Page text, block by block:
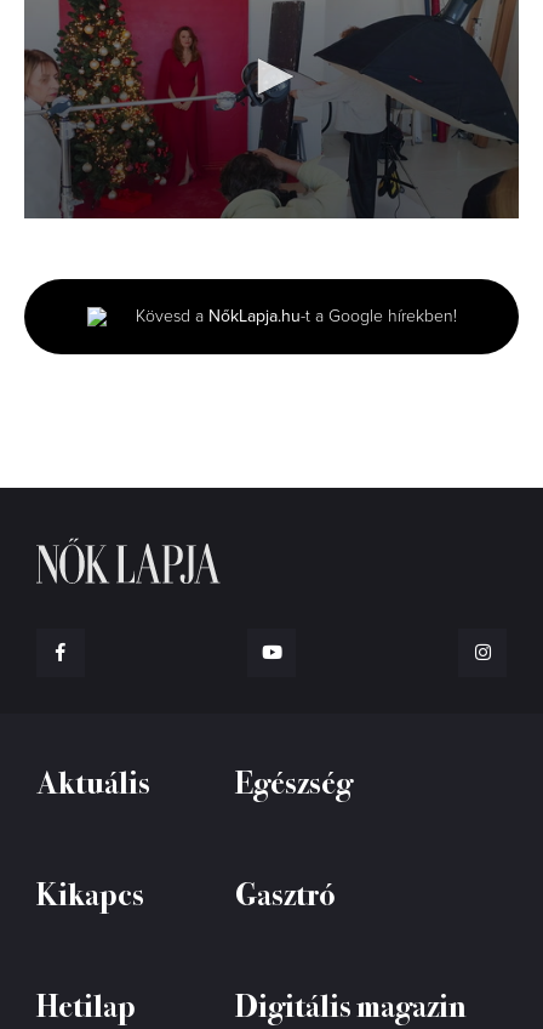
minutes,
33
seconds
Kövesd a NőkLapja.hu-t a Google hírekben!
Aktuális Egészség
Kikapcs Gasztró
Hetilap Digitális magazin